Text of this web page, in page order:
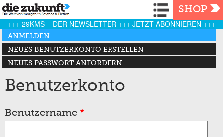
Navigation
SHOP
+++ 29KMS – DER NEWSLETTER +++ JETZT ABONNIEREN +++
Haupt-Reiter
ANMELDEN
(AKTIVER REITER)
NEUES BENUTZERKONTO ERSTELLEN
NEUES PASSWORT ANFORDERN
Benutzerkonto
Benutzername *